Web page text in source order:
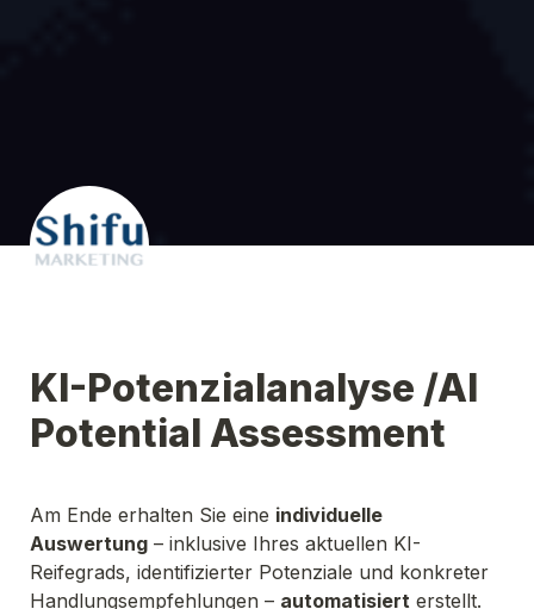
KI-Potenzialanalyse /AI
Potential Assessment
Am Ende erhalten Sie eine individuelle
Auswertung – inklusive Ihres aktuellen KI-
Reifegrads, identifizierter Potenziale und konkreter
Handlungsempfehlungen – automatisiert erstellt.